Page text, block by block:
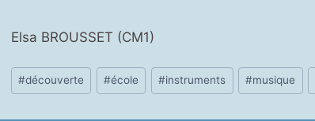
Elsa BROUSSET (CM1)
Étiquettes
de
#découverte #école #instruments #musique